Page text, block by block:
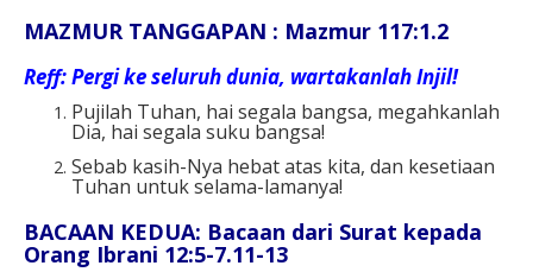
MAZMUR TANGGAPAN : Mazmur 117:1.2
Reff: Pergi ke seluruh dunia, wartakanlah Injil!
Pujilah Tuhan, hai segala bangsa, megahkanlah
Dia, hai segala suku bangsa!
Sebab kasih-Nya hebat atas kita, dan kesetiaan
Tuhan untuk selama-lamanya!
BACAAN KEDUA: Bacaan dari Surat kepada
Orang Ibrani 12:5-7.11-13